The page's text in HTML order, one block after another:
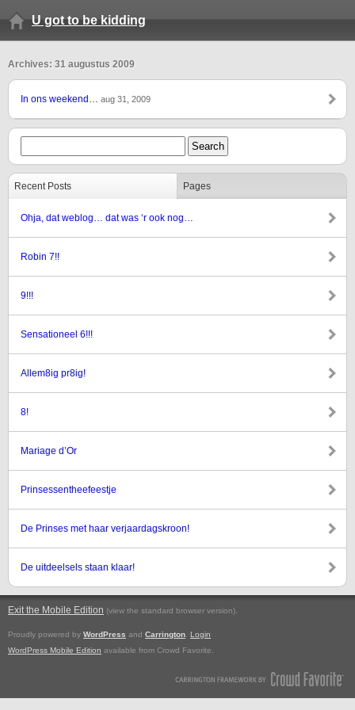
U got to be kidding
Archives: 31 augustus 2009
In ons weekend… aug 31, 2009
Recent Posts Pages
Ohja, dat weblog… dat was ‘r ook nog…
Robin 7!!
9!!!
Sensationeel 6!!!
Allem8ig pr8ig!
8!
Mariage d’Or
Prinsessentheefeestje
De Prinses met haar verjaardagskroon!
De uitdeelsels staan klaar!
Exit the Mobile Edition (view the standard browser version).
Proudly powered by WordPress and Carrington
Login
WordPress Mobile Edition available from Crowd Favorite.